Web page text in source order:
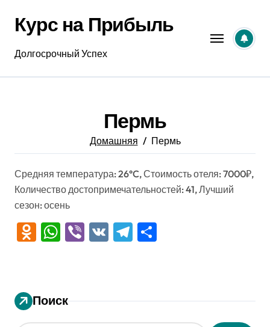
содержанию
Курс на Прибыль
Долгосрочный Успех
Пермь
Домашняя Пермь
Средняя температура: 26°C, Стоимость отеля: 7000₽,
Количество достопримечательностей: 41, Лучший
сезон: осень
Odnoklassniki
WhatsApp
Viber
VK Telegram
Поиск